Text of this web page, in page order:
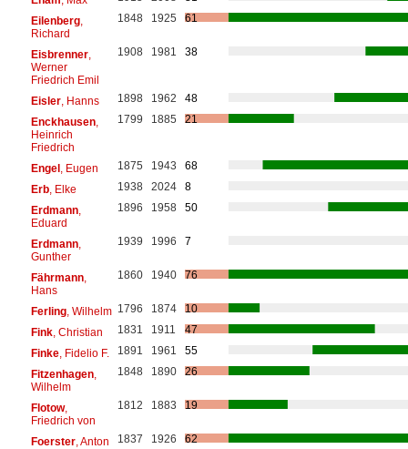
Eilenberg,
Richard
1848 1925 61
Eisbrenner,
Werner
Friedrich Emil
1908 1981 38
Eisler, Hanns 1898 1962
48
Enckhausen,
Heinrich
Friedrich
1799 1885 21
Engel, Eugen 1875 1943
68
Erb, Elke 1938 2024
8
Erdmann,
Eduard
1896 1958 50
Erdmann,
Gunther
1939 1996 7
Fährmann,
Hans
1860 1940 76
Ferling, Wilhelm 1796 1874
10
Fink, Christian 1831 1911
47
Finke, Fidelio F. 1891 1961
55
Fitzenhagen,
Wilhelm
1848 1890 26
Flotow,
Friedrich von
1812 1883 19
Foerster, Anton 1837 1926 62